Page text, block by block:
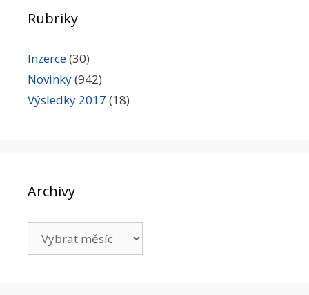
Rubriky
Inzerce(30)
Novinky(942)
Výsledky 2017 (18)
Archivy